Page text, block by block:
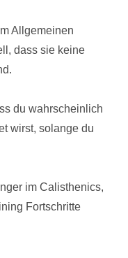
Allgemeinen
dass sie keine
du wahrscheinlich
wirst, solange du
im Calisthenics,
Fortschritte